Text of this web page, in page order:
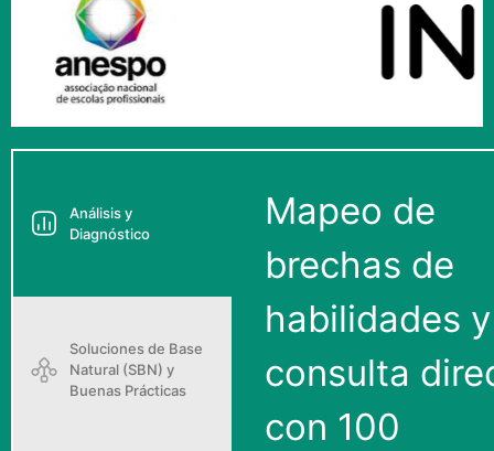
Mapeo de
brechas de
habilidades y
consulta